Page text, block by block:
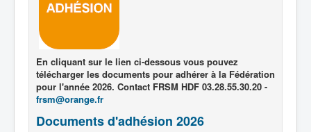
En cliquant sur le lien ci-dessous vous pouvez
télécharger les documents pour adhérer à la Fédération
pour l'année 2026. Contact FRSM HDF 03.28.55.30.20 -
frsm@orange.fr
Documents d'adhésion 2026